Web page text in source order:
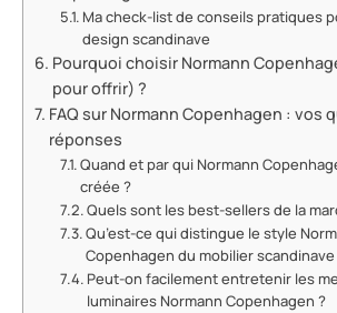
Ma check-list de conseils pratiques
design scandinave
Pourquoi choisir Normann
pour offrir) ?
FAQ sur Normann Copenhagen : vos
réponses
Quand et par qui Normann
créée ?
Quels sont les best-sellers de la
Qu’est-ce qui distingue le style
Copenhagen du mobilier
Peut-on facilement entretenir les
luminaires Normann Copenhagen ?